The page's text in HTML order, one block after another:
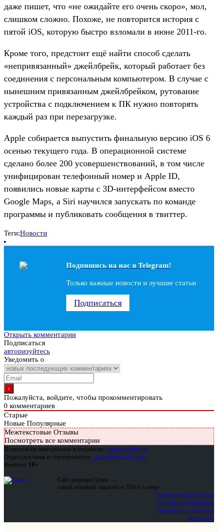
даже пишет, что «не ожидайте его очень скоро», мол,
слишком сложно. Похоже, не повторится история с
пятой iOS, которую быстро взломали в июне 2011-го.
Кроме того, предстоит ещё найти способ сделать
«непривязанный» джейлбрейк, который работает без
соединения с персональным компьютером. В случае с
нынешним привязанным джейлбрейком, рутование
устройства с подключением к ПК нужно повторять
каждый раз при перезагрузке.
Apple собирается выпустить финальную версию iOS 6
осенью текущего года. В операционной системе
сделано более 200 усовершенствований, в том числе
унифицирован телефонный номер и Apple ID,
появились новые карты с 3D-интерфейсом вместо
Google Maps, а Siri научился запускать по команде
программы и публиковать сообщения в твиттер.
Теги:Новости
Подпишись на наc в Telegram!
Только важные новости и лучшие статьи
Подписаться
Открыть комментарии
Подписаться
авторизуйтесь
Уведомить о
Пожалуйста, войдите, чтобы прокомментировать
0 комментариев
Старые
Новые Популярные
Межтекстовые Отзывы
Посмотреть все комментарии
Вопросы по материалам и подписке: support@glc.ru
Отдел рекламы и спецпроектов: yakovleva.a@glc.ru
Контент 18+
Сайт защищен Qrator —
самой забойной защитой от DDoS в мире
Подписка для физлиц
Подписка для юрлиц
Реклама на «Хакере»
Контакты